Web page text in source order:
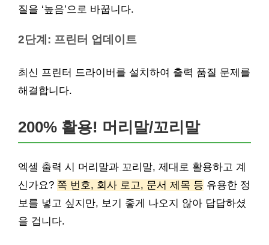
질을 ‘높음’으로 바꿉니다.
2단계: 프린터 업데이트
최신 프린터 드라이버를 설치하여 출력 품질 문제를
해결합니다.
200% 활용! 머리말/꼬리말
엑셀 출력 시 머리말과 꼬리말, 제대로 활용하고 계
신가요? 쪽 번호, 회사 로고, 문서 제목 등 유용한 정
보를 넣고 싶지만, 보기 좋게 나오지 않아 답답하셨
을 겁니다.